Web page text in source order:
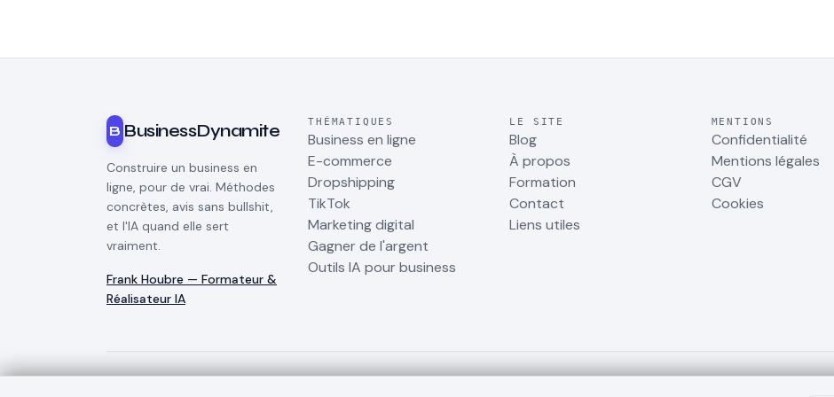
B BusinessDynamite
Construire un business en
ligne, pour de vrai. Méthodes
concrètes, avis sans bullshit,
et l'IA quand elle sert
vraiment.
Frank Houbre — Formateur &
Réalisateur IA
THÉMATIQUES
Business en ligne
E-commerce
Dropshipping
TikTok
Marketing digital
Gagner de l'argent
Outils IA pour business
LE SITE
Blog
À propos
Formation
Contact
Liens utiles
MENTIONS
Confidentialité
Mentions légales
CGV
Cookies